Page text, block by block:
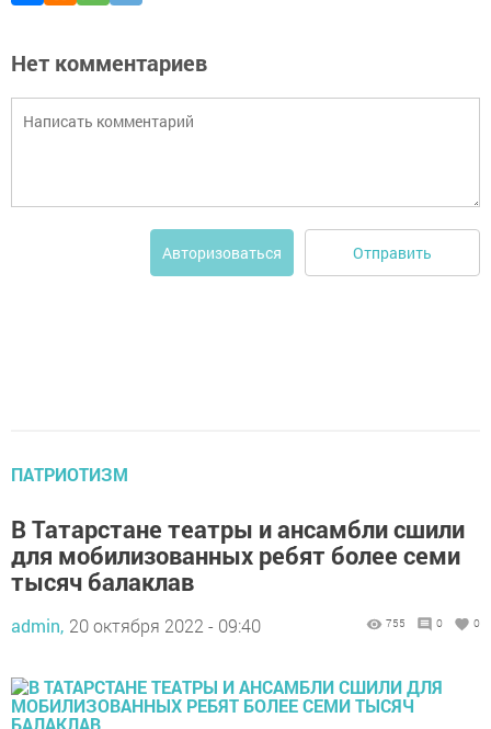
Нет комментариев
Авторизоваться Отправить
ПАТРИОТИЗМ
В Татарстане театры и ансамбли сшили
для мобилизованных ребят более семи
тысяч балаклав
admin, 20 октября 2022 - 09:40 755 0 0